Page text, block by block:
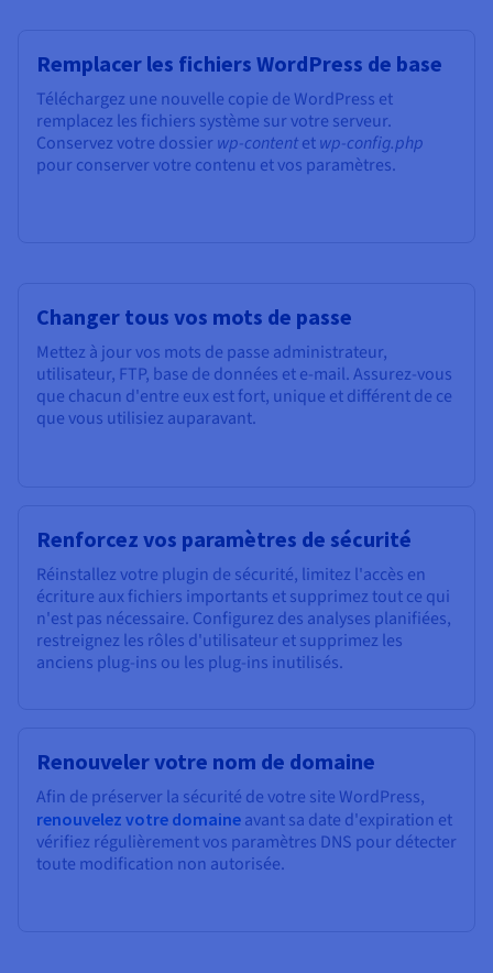
Remplacer les fichiers WordPress de base
Téléchargez une nouvelle copie de WordPress et
remplacez les fichiers système sur votre serveur.
Conservez votre dossierwp-contentetwp-config.php
pour conserver votre contenu et vos paramètres.
Changer tous vos mots de passe
Mettez à jour vos mots de passe administrateur,
utilisateur, FTP, base de données et e-mail. Assurez-vous
que chacun d'entre eux est fort, unique et différent de ce
que vous utilisiez auparavant.
Renforcez vos paramètres de sécurité
Réinstallez votre plugin de sécurité, limitez l'accès en
écriture aux fichiers importants et supprimez tout ce qui
n'est pas nécessaire. Configurez des analyses planifiées,
restreignez les rôles d'utilisateur et supprimez les
anciens plug-ins ou les plug-ins inutilisés.
Renouveler votre nom de domaine
Afin de préserver la sécurité de votre site WordPress,
renouvelez votre domaine avant sa date d'expiration et
vérifiez régulièrement vos paramètres DNS pour détecter
toute modification non autorisée.